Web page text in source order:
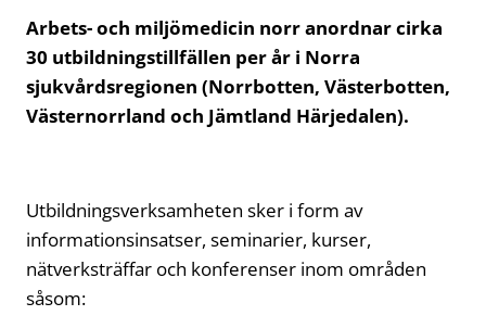
Arbets- och miljömedicin norr anordnar cirka
30 utbildningstillfällen per år i Norra
sjukvårdsregionen (Norrbotten, Västerbotten,
Västernorrland och Jämtland Härjedalen).
Utbildningsverksamheten sker i form av
informationsinsatser, seminarier, kurser,
nätverksträffar och konferenser inom områden
såsom: